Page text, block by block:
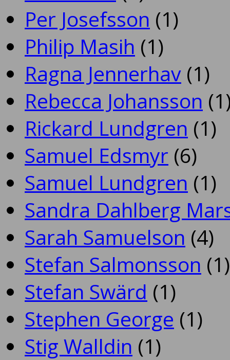
Per Josefsson (1)
Philip Masih (1)
Ragna Jennerhav (1)
Rebecca Johansson
Rickard Lundgren (1)
Samuel Edsmyr (6)
Samuel Lundgren (1)
Sandra Dahlberg
Sarah Samuelson (4)
Stefan Salmonsson (1)
Stefan Swärd (1)
Stephen George (1)
Stig Walldin (1)